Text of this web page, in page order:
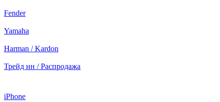
Fender
Yamaha
Harman / Kardon
Трейд ин / Распродажа
iPhone